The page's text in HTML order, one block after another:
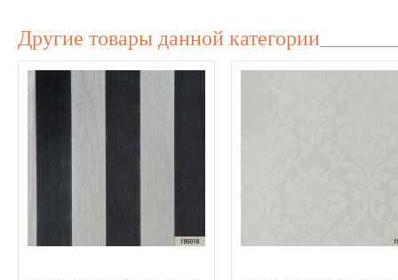
Другие товары данной категории